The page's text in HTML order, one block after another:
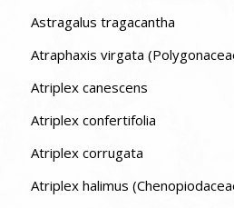
Astragalus tragacantha
Atraphaxis virgata
Atriplex canescens
Atriplex confertifolia
Atriplex corrugata
Atriplex halimus